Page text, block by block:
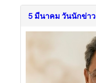
5 มีนาคม วันนักข่าว